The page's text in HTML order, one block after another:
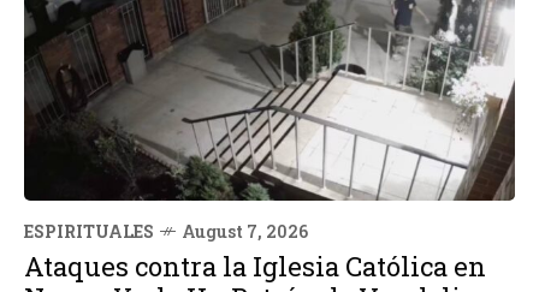
ESPIRITUALES August 7, 2026
Ataques contra la Iglesia Católica en